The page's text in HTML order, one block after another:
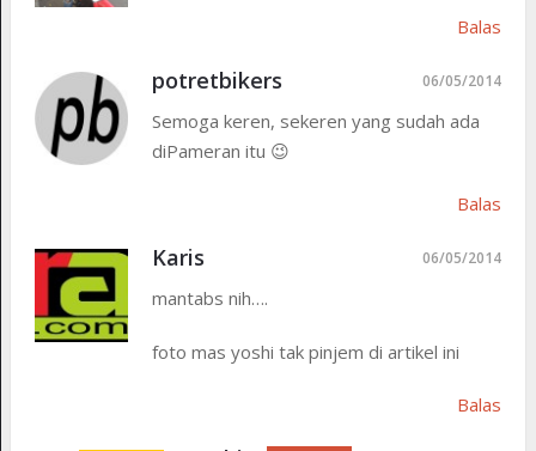
Balas
potretbikers 06/05/2014
Semoga keren, sekeren yang sudah ada
diPameran itu 😉
Balas
Karis 06/05/2014
mantabs nih….
foto mas yoshi tak pinjem di artikel ini
Balas